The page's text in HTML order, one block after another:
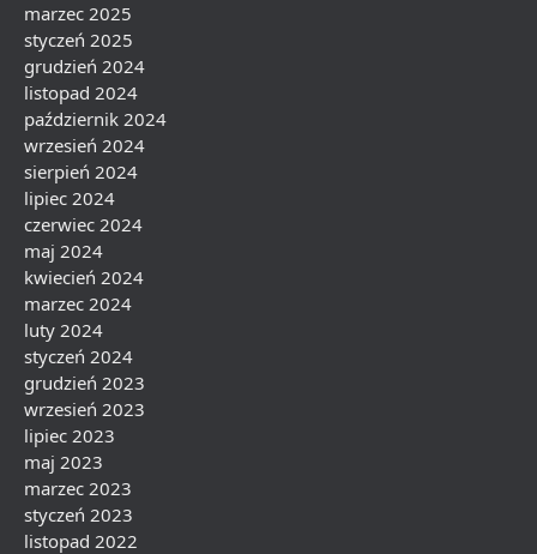
marzec 2025
styczeń 2025
grudzień 2024
listopad 2024
październik 2024
wrzesień 2024
sierpień 2024
lipiec 2024
czerwiec 2024
maj 2024
kwiecień 2024
marzec 2024
luty 2024
styczeń 2024
grudzień 2023
wrzesień 2023
lipiec 2023
maj 2023
marzec 2023
styczeń 2023
listopad 2022